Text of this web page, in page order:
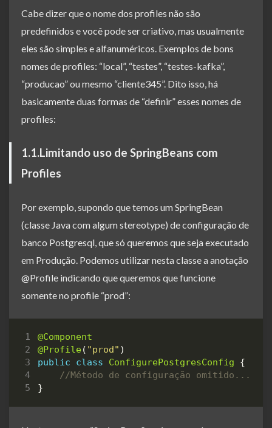
Cabe dizer que o nome dos profiles não são
predefinidos e você pode ser criativo, mas usualmente
eles são simples e alfanuméricos. Exemplos de bons
nomes de profiles: “local”, “testes”, “testes-kafka”,
“producao” ou mesmo “cliente345”. Dito isso, há
basicamente duas formas de “definir” esses nomes de
profiles:
1.1.Limitando uso de SpringBeans com
Profiles
Por exemplo, supondo que temos um SpringBean
(classe Java com algum stereotype) de configuração de
banco Postgresql, que só queremos que seja executado
em Produção. Podemos utilizar nesta classe a anotação
@Profile indicando que queremos que funcione
somente no profile “prod”:
@Component
@Profile( "prod" )
public
class ConfigurePostgresConfig
{
//Método de configuração omitido...
}